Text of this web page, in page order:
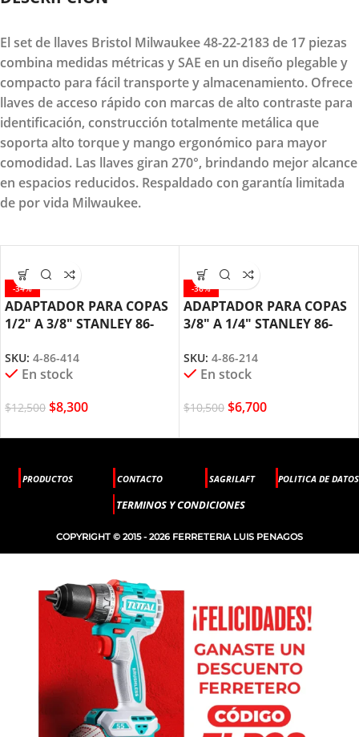
El set de llaves Bristol Milwaukee 48-22-2183 de 17 piezas
combina medidas métricas y SAE en un diseño plegable y
compacto para fácil transporte y almacenamiento. Ofrece
llaves de acceso rápido con marcas de alto contraste para
identificación, construcción totalmente metálica que
soporta alto torque y mango ergonómico para mayor
comodidad. Las llaves giran 270°, brindando mejor alcance
en espacios reducidos. Respaldado con garantía limitada
de por vida Milwaukee.
-34%
ADAPTADOR PARA COPAS
1/2″ A 3/8″ STANLEY 86-
SKU: 4-86-414
En stock
$12,500 $8,300
-36%
ADAPTADOR PARA COPAS
3/8″ A 1/4″ STANLEY 86-
SKU: 4-86-214
En stock
$10,500 $6,700
PRODUCTOS CONTACTO SAGRILAFT POLITICA DE DATOS
TERMINOS Y CONDICIONES
COPYRIGHT © 2015 - 2026 FERRETERIA LUIS PENAGOS